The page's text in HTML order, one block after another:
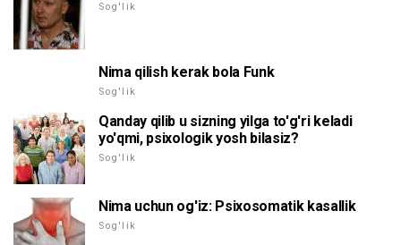
Sog'lik
Nima qilish kerak bola Funk
Sog'lik
Qanday qilib u sizning yilga to'g'ri keladi
yo'qmi, psixologik yosh bilasiz?
Sog'lik
Nima uchun og'iz: Psixosomatik kasallik
Sog'lik